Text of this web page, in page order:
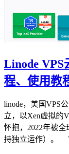
Linode VPS
程、使用教
linode，美国VPS
立，以Xen虚拟的
怀抱，2022年被
持独立运作）。